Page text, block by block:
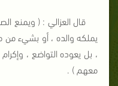
قال العزالي : ( ويمنع
يملكه والده ، أو بشيء من
، بل يعوده التواضع ،
معهم ) .